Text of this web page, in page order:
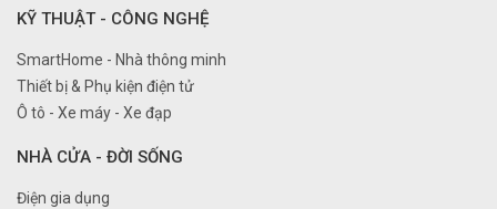
KỸ THUẬT - CÔNG NGHỆ
SmartHome - Nhà thông minh
Thiết bị & Phụ kiện điện tử
Ô tô - Xe máy - Xe đạp
NHÀ CỬA - ĐỜI SỐNG
Điện gia dụng